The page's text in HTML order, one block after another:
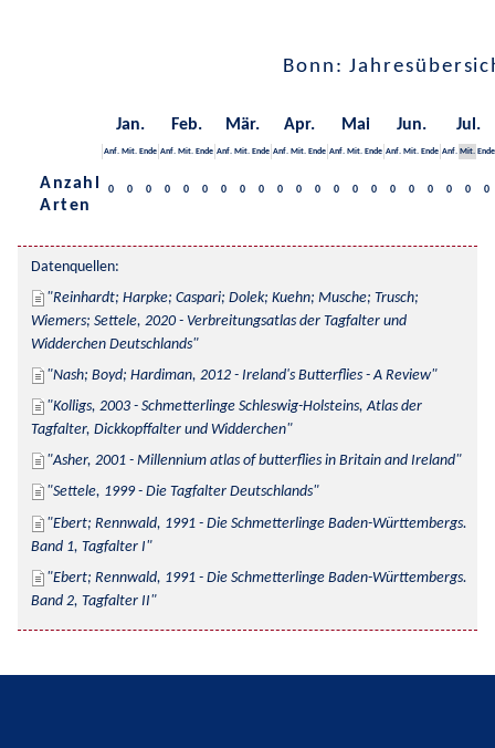
Bonn:
Jan. Feb. Mär. Apr. Mai Jun. Jul.
Anf. Mit. Ende Anf. Mit. Ende Anf. Mit. Ende Anf. Mit. Ende Anf. Mit. Ende Anf. Mit. Ende Anf. Mit. Ende
Anzahl
Arten
0 0 0 0 0 0 0 0 0 0 0 0 0 0 0 0 0 0 0 0 0
Datenquellen:
Reinhardt; Harpke; Caspari; Dolek; Kuehn; Musche; Trusch;
Wiemers; Settele, 2020 - Verbreitungsatlas der Tagfalter und
Widderchen Deutschlands
Nash; Boyd; Hardiman, 2012 - Ireland's Butterflies - A Review
Kolligs, 2003 - Schmetterlinge Schleswig-Holsteins, Atlas der
Tagfalter, Dickkopffalter und Widderchen
Asher, 2001 - Millennium atlas of butterflies in Britain and Ireland
Settele, 1999 - Die Tagfalter Deutschlands
Ebert; Rennwald, 1991 - Die Schmetterlinge Baden-Württembergs.
Band 1, Tagfalter I
Ebert; Rennwald, 1991 - Die Schmetterlinge Baden-Württembergs.
Band 2, Tagfalter II